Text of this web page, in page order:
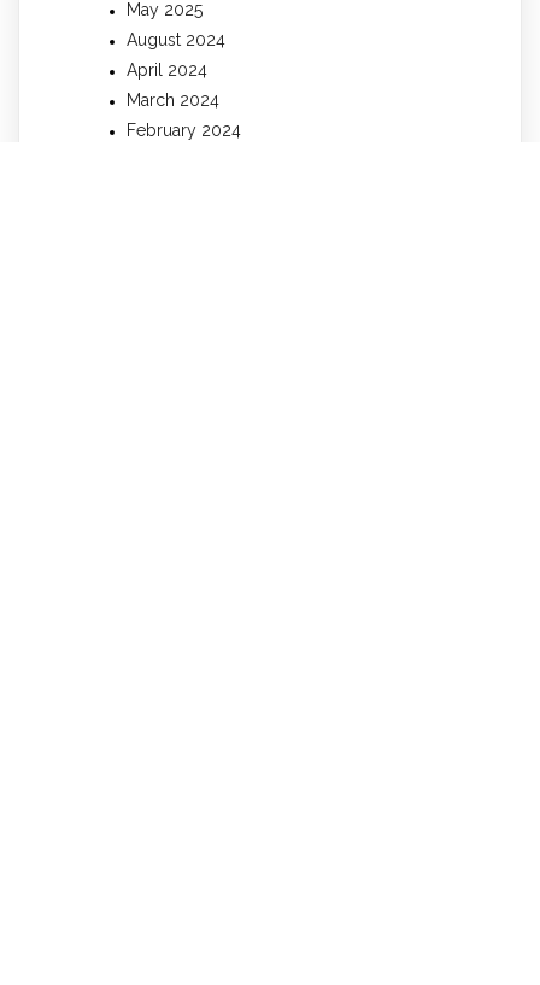
May 2025
August 2024
April 2024
March 2024
February 2024